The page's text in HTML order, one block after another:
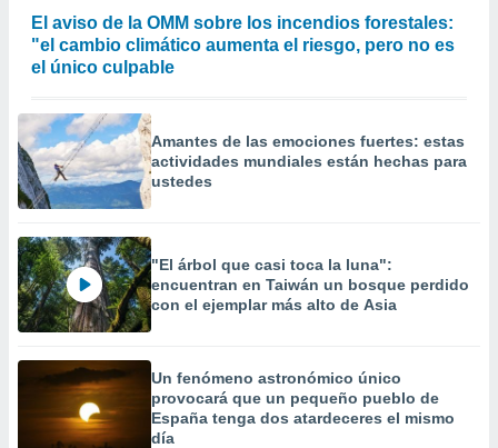
El aviso de la OMM sobre los incendios forestales:
"el cambio climático aumenta el riesgo, pero no es
el único culpable
Amantes de las emociones fuertes: estas
actividades mundiales están hechas para
ustedes
"El árbol que casi toca la luna":
encuentran en Taiwán un bosque perdido
con el ejemplar más alto de Asia
Un fenómeno astronómico único
provocará que un pequeño pueblo de
España tenga dos atardeceres el mismo
día